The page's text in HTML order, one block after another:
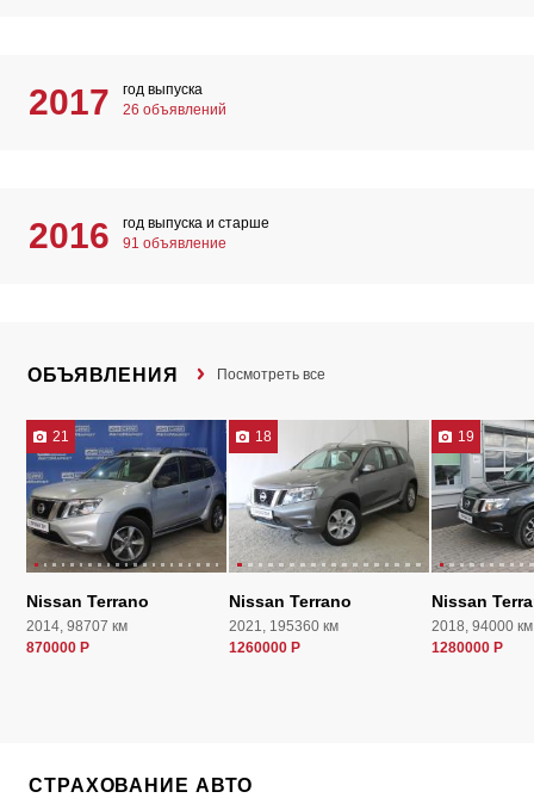
2017
год выпуска
26 объявлений
2016
год выпуска и старше
91 объявление
ОБЪЯВЛЕНИЯ Посмотреть все
21
Nissan Terrano
2014, 98707 км
870000 Р
18
Nissan Terrano
2021, 195360 км
1260000 Р
19
Nissan
2018, 94000 км
1280000 Р
СТРАХОВАНИЕ АВТО